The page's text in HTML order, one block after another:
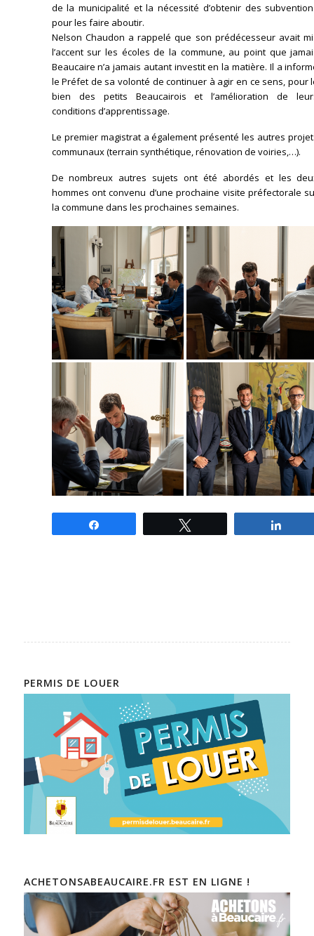
de la municipalité et la nécessité d’obtenir des
pour les faire aboutir.
Nelson Chaudon a rappelé que son prédécesseur avait
l’accent sur les écoles de la commune, au point que
Beaucaire n’a jamais autant investit en la matière. Il a
le Préfet de sa volonté de continuer à agir en ce sens, pour
bien des petits Beaucairois et l’amélioration de
conditions d’apprentissage.
Le premier magistrat a également présenté les autres
communaux (terrain synthétique, rénovation de voiries,…).
De nombreux autres sujets ont été abordés et les
hommes ont convenu d’une prochaine visite préfectorale
la commune dans les prochaines semaines.
PERMIS DE LOUER
ACHETONSABEAUCAIRE.FR EST EN LIGNE !